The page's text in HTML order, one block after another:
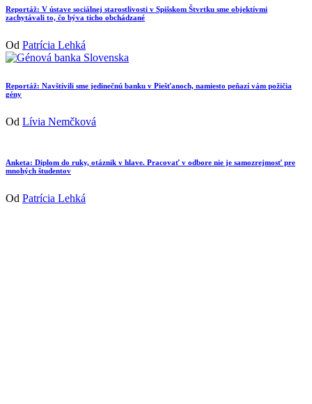
Reportáž: V ústave sociálnej starostlivosti v Spišskom Štvrtku sme objektívmi
zachytávali to, čo býva ticho obchádzané
Od Patrícia Lehká
Reportáž: Navštívili sme jedinečnú banku v Piešťanoch, namiesto peňazí vám požičia
gény
Od Lívia Nemčková
Anketa: Diplom do ruky, otáznik v hlave. Pracovať v odbore nie je samozrejmosť pre
mnohých študentov
Od Patrícia Lehká